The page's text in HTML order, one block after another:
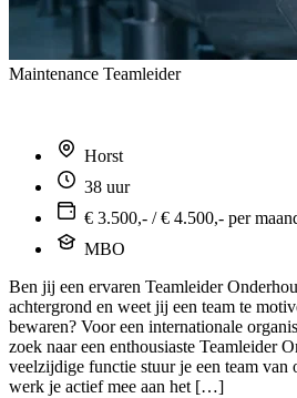
Maintenance Teamleider
Horst
38 uur
€ 3.500,- / € 4.500,- per
MBO
Ben jij een ervaren Teamleider
achtergrond en weet jij een team te
bewaren? Voor een internationale
zoek naar een enthousiaste Teamleider
veelzijdige functie stuur je een team van
werk je actief mee aan het […]